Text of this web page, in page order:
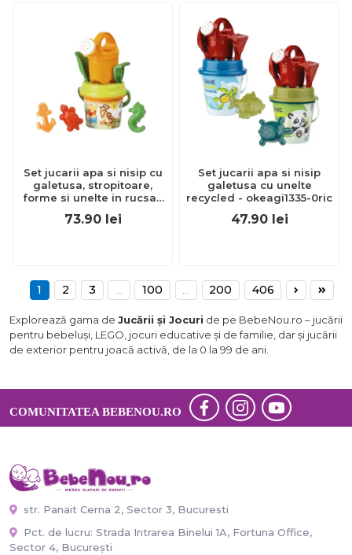
Set jucarii apa si nisip cu
galetusa, stropitoare,
forme si unelte in rucsac
73.90 lei
Set jucarii apa si nisip
galetusa cu unelte
recycled - okeagi1335-0ric
47.90 lei
1 2 3 ... 100 ... 200 406
Explorează gama de Jucării și Jocuri de pe BebeNou.ro – jucării
pentru bebeluși, LEGO, jocuri educative și de familie, dar și jucării
de exterior pentru joacă activă, de la 0 la 99 de ani.
COMUNITATEA BEBENOU.RO
str. Panait Cerna 2, Sector 3, Bucuresti
Pct. de lucru: Strada Intrarea Binelui 1A, Fortuna Office,
Sector 4, București